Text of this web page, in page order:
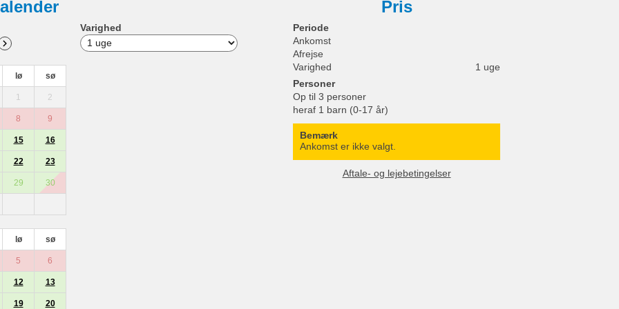
lø sø
1 2
8 9
15 16
22 23
29 30
lø sø
5 6
12 13
19 20
Varighed
Pris
Periode
Ankomst
Afrejse
Varighed
1 uge
Personer
Op til 3 personer
heraf 1 barn (0-17 år)
Bemærk
Ankomst er ikke valgt.
Aftale- og lejebetingelser